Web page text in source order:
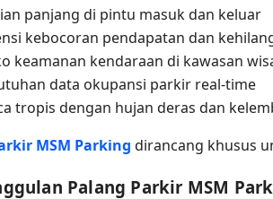
panjang di pintu masuk dan keluar
kebocoran pendapatan dan
keamanan kendaraan di kawasan
data okupansi parkir real-time
tropis dengan hujan deras dan
MSM Parking dirancang khusus
Palang Parkir MSM